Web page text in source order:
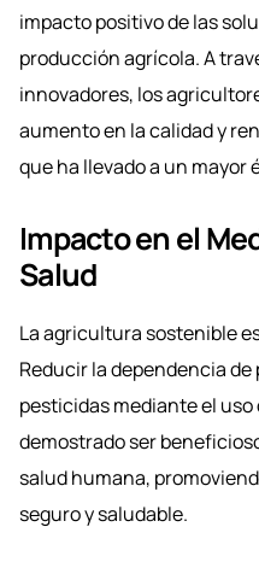
impacto positivo de las
producción agrícola. A
innovadores, los
aumento en la calidad y
que ha llevado a un mayor
Impacto en el
Salud
La agricultura sostenible
Reducir la dependencia
pesticidas mediante el
demostrado ser
salud humana,
seguro y saludable.